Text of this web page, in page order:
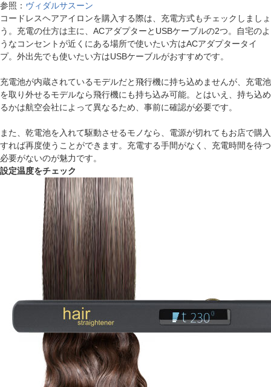
参照： ヴィダルサスーン
コードレスヘアアイロンを購入する際は、充電方式もチェックしましょ
う。充電の仕方は主に、ACアダプターとUSBケーブルの2つ。自宅のよ
うなコンセントが近くにある場所で使いたい方はACアダプタータイ
プ。外出先でも使いたい方はUSBケーブルがおすすめです。
充電池が内蔵されているモデルだと飛行機に持ち込めませんが、充電池
を取り外せるモデルなら飛行機にも持ち込み可能。とはいえ、持ち込め
るかは航空会社によって異なるため、事前に確認が必要です。
また、乾電池を入れて駆動させるモノなら、電源が切れてもお店で購入
すれば再度使うことができます。充電する手間がなく、充電時間を待つ
必要がないのが魅力です。
設定温度をチェック